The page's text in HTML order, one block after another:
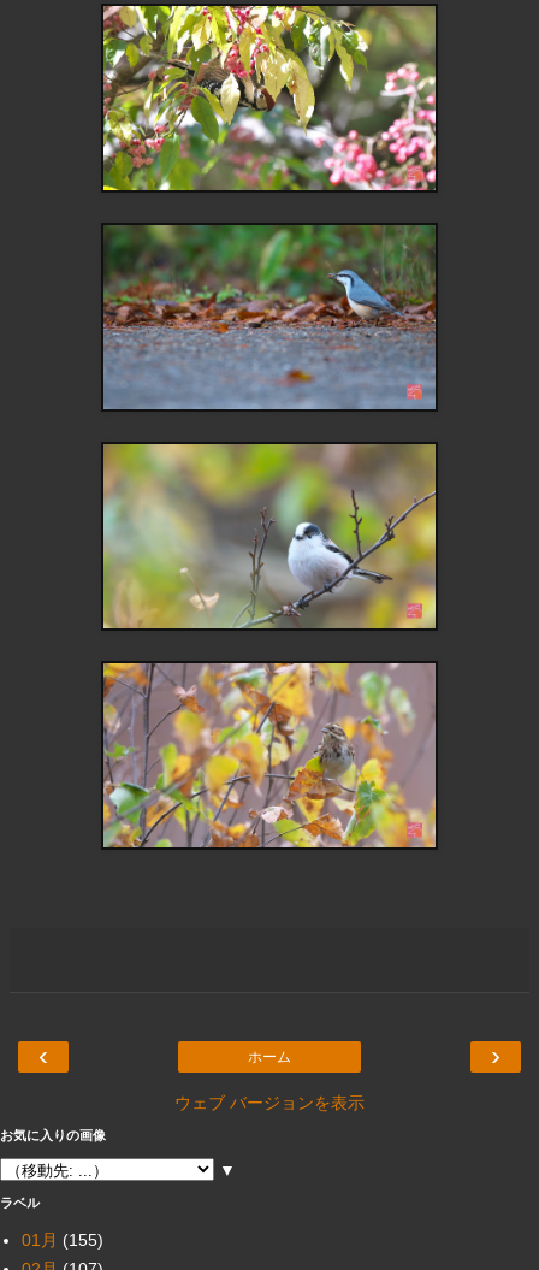
‹ ›
ホーム
ウェブ バージョンを表示
お気に入りの画像
▼
ラベル
01月 (155)